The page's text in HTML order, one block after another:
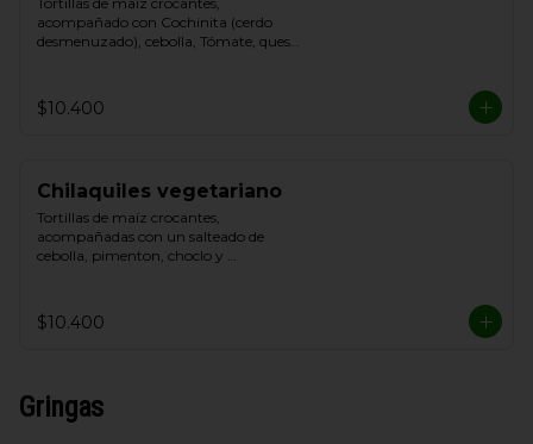
acompañado con Cochinita (cerdo
desmenuzado), cebolla, Tómate, queso
$10.400
Chilaquiles vegetariano
Tortillas de maíz crocantes,
acompañadas con un salteado de
cebolla, pimenton, choclo y
$10.400
Gringas